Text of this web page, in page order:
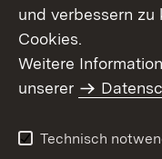
und verbessern zu
Cookies.
Weitere
unserer
Technisch